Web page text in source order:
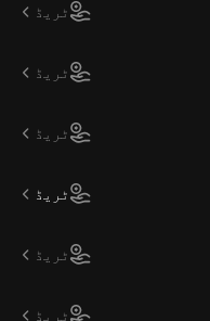
ٹریڈ
ٹریڈ
ٹریڈ
ٹریڈ
ٹریڈ
ٹریڈ